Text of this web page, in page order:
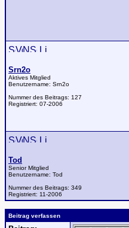
Srn2o
Aktives Mitglied
Benutzername: Srn2o
Nummer des Beitrags: 127
Registriert: 07-2006
Tod
Senior Mitglied
Benutzername: Tod
Nummer des Beitrags: 349
Registriert: 11-2006
Beitrag verfassen